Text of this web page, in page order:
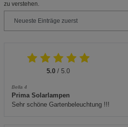
zu verstehen.
5.0 / 5.0
Bella 4
Prima Solarlampen
Sehr schöne Gartenbeleuchtung !!!